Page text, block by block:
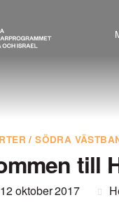
/SÖDRA
till
12 oktober 2017